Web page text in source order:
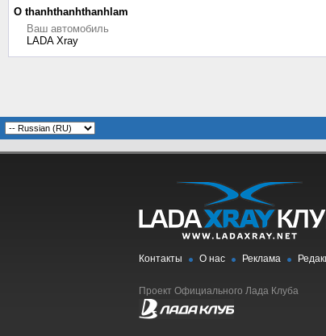
О thanhthanhthanhlam
Ваш автомобиль
LADA Xray
Контакты О нас Реклама
Проект Официального Лада Клуба